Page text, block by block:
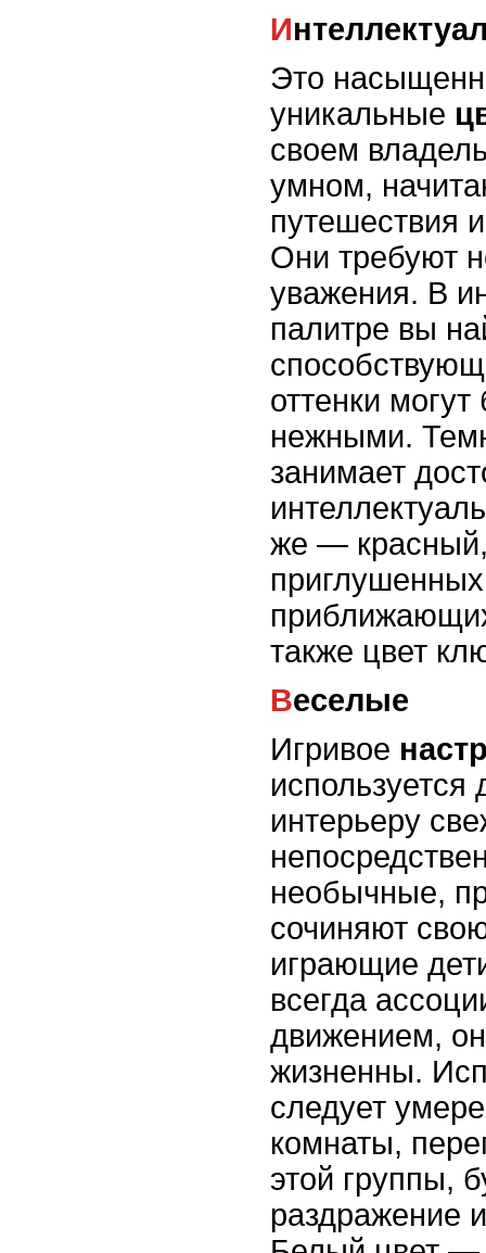
Это
уникальные
своем
умном,
путешествия
Они требуют
уважения. В
палитре вы
оттенки
нежными.
занимает
же —
приглушенных
также цвет
Веселые
Игривое
интерьеру
необычные,
сочиняют
играющие
всегда
движением,
жизненны.
следует
комнаты,
этой группы,
раздражение